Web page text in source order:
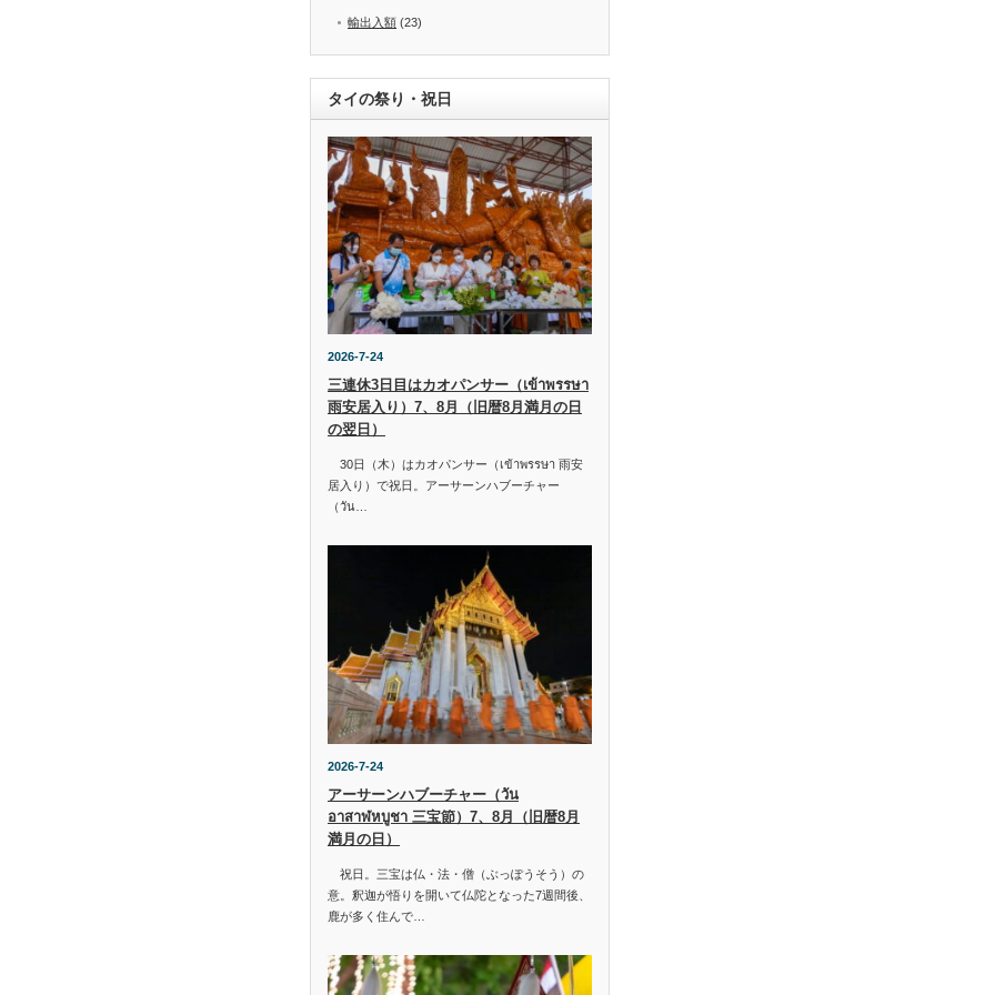
輸出入額 (23)
タイの祭り・祝日
2026-7-24
三連休3日目はカオパンサー（เข้าพรรษา
雨安居入り）7、8月（旧暦8月満月の日
の翌日）
30日（木）はカオパンサー（เข้าพรรษา 雨安
居入り）で祝日。アーサーンハブーチャー
（วัน…
2026-7-24
アーサーンハブーチャー（วัน
อาสาฬหบูชา 三宝節）7、8月（旧暦8月
満月の日）
祝日。三宝は仏・法・僧（ぶっぽうそう）の
意。釈迦が悟りを開いて仏陀となった7週間後、
鹿が多く住んで…